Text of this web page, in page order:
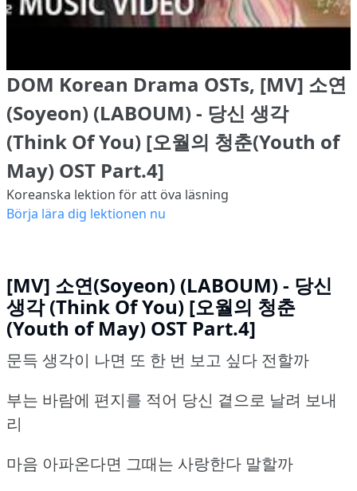
DOM Korean Drama OSTs, [MV] 소연
(Soyeon) (LABOUM) - 당신 생각
(Think Of You) [오월의 청춘(Youth of
May) OST Part.4]
Koreanska lektion för att öva läsning
Börja lära dig lektionen nu
[MV] 소연(Soyeon) (LABOUM) - 당신
생각 (Think Of You) [오월의 청춘
(Youth of May) OST Part.4]
문득 생각이 나면 또 한 번 보고 싶다 전할까
부는 바람에 편지를 적어 당신 곁으로 날려 보내
리
마음 아파온다면 그때는 사랑한다 말할까